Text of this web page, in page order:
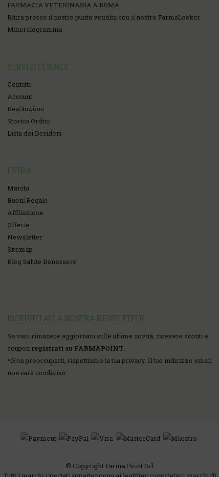
FARMACIA VETERINARIA A ROMA
Ritira presso il nostro punto vendita con il nostro FarmaLocker
Mineralogramma
SERVIZI CLIENTE
Contatti
Account
Restituzioni
Storico Ordini
Lista dei Desideri
EXTRA
Marchi
Buoni Regalo
Affiliazione
Offerte
Newsletter
Sitemap
Blog Salute Benessere
ISCRIVITI ALLA NOSTRA NEWSLETTER
Se vuoi rimanere aggiornato sulle ultime novità, ricevere sconti e
coupon registrati su FARMAPOINT.
*Non preoccuparti, rispettiamo la tua privacy. Il tuo indirizzo email
non sarà condiviso.
© Copyright Farma Point Srl